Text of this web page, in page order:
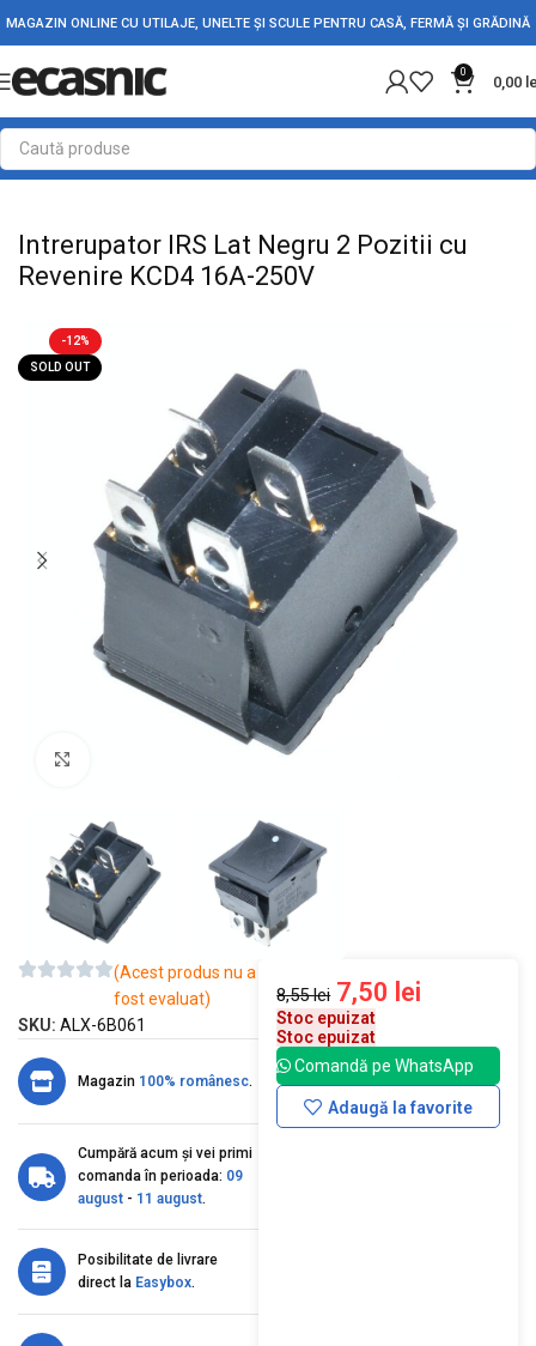
MAGAZIN ONLINE CU UTILAJE, UNELTE ȘI SCULE PENTRU CASĂ, FERMĂ ȘI GRĂDINĂ
0
0,00
Prima pagină Electrice Intrerupatoare - Butoane
Intrerupator IRS Lat Negru 2 Pozitii cu
Revenire KCD4 16A-250V
-12%
SOLD OUT
(Acest produs nu a
fost evaluat)
SKU: ALX-6B061
Magazin 100% românesc.
Cumpără acum și vei primi
comanda în perioada: 09
august - 11 august.
Posibilitate de livrare
direct la Easybox.
8,55lei 7,50 lei
Stoc epuizat
Stoc epuizat
Comandă pe WhatsApp
Adaugă la favorite